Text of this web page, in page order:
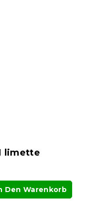
limette
Den Warenkorb